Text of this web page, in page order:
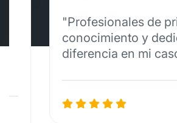
"Profesionales de primera.
conocimiento y
diferencia en mi caso."